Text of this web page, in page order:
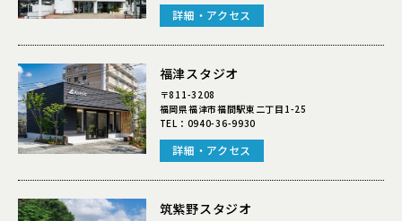
詳細・アクセス
福津スタジオ
〒811-3208
福岡県福津市福間駅東二丁目1-25
TEL： 0940-36-9930
詳細・アクセス
筑紫野スタジオ